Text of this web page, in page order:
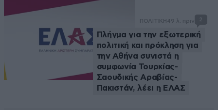
ΠΟΛΙΤΙΚΗ49 λ. πριν 2
Πλήγμα για την εξωτερική
πολιτική και πρόκληση για
την Αθήνα συνιστά η
συμφωνία Τουρκίας-
Σαουδικής Αραβίας-
Πακιστάν, λέει η ΕΛΑΣ